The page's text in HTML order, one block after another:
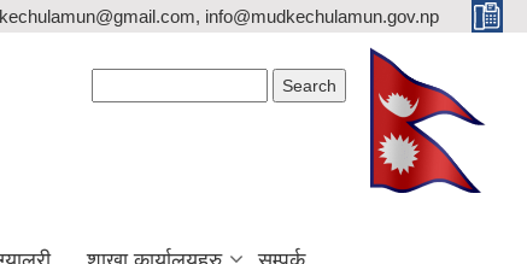
info@mudkechulamun.gov.np